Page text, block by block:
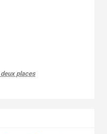
places